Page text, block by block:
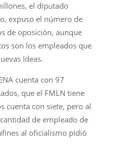
el diputado
expuso el número de
de oposición, aunque
son los empleados que
Ideas.
cuenta con 97
que el FMLN tiene
cuenta con siete, pero al
de empleado de
al oficialismo pidió